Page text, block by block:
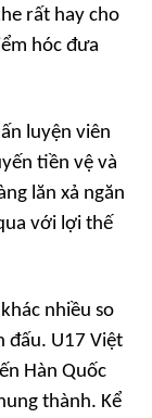
rất hay cho
hóc đưa
luyện viên
tiền vệ và
lăn xả ngăn
với lợi thế
nhiều so
đấu. U17 Việt
Hàn Quốc
thành. Kể